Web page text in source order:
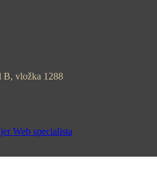
B, vložka 1288
Web specialista